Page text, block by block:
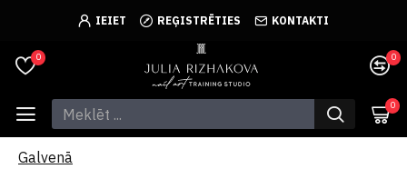
IEIET REĢISTRĒTIES KONTAKTI
0 0
0
Galvenā